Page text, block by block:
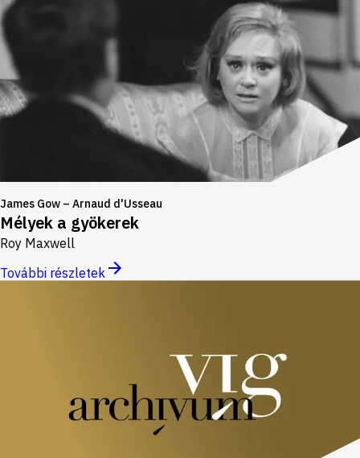
James Gow – Arnaud d'Usseau
Mélyek a gyökerek
Roy Maxwell
További részletek